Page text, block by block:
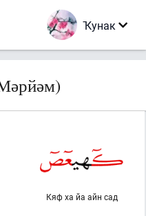
Ҡунак
Кяф ха йа айн сад